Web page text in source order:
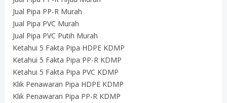
Jual Pipa PP-R Murah
Jual Pipa PVC Murah
Jual Pipa PVC Putih Murah
Ketahui 5 Fakta Pipa HDPE KDMP
Ketahui 5 Fakta Pipa PP-R KDMP
Ketahui 5 Fakta Pipa PVC KDMP
Klik Penawaran Pipa HDPE KDMP
Klik Penawaran Pipa PP-R KDMP